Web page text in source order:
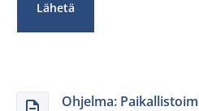
Ohjelma: